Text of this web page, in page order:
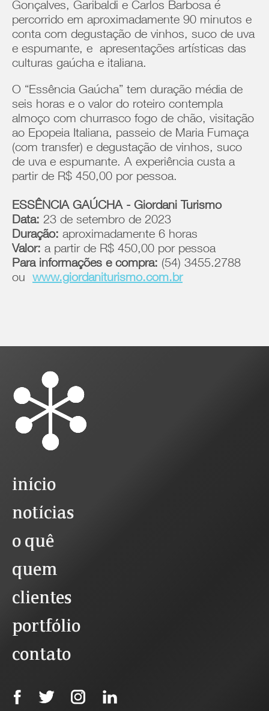
Gonçalves, Garibaldi e Carlos Barbosa é
percorrido em aproximadamente 90 minutos e
conta com degustação de vinhos, suco de uva
e espumante, e apresentações artísticas das
culturas gaúcha e italiana.
O “Essência Gaúcha” tem duração média de
seis horas e o valor do roteiro contempla
almoço com churrasco fogo de chão, visitação
ao Epopeia Italiana, passeio de Maria Fumaça
(com transfer) e degustação de vinhos, suco
de uva e espumante. A experiência custa a
partir de R$ 450,00 por pessoa.
ESSÊNCIA GAÚCHA - Giordani Turismo
Data: 23 de setembro de 2023
Duração: aproximadamente 6 horas
Valor: a partir de R$ 450,00 por pessoa
Para informações e compra: (54) 3455.2788
ou www.giordaniturismo.com.br
início
notícias
o quê
quem
clientes
portfólio
contato